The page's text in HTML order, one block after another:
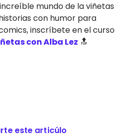
mundo de la viñetas
con humor para
inscríbete en el curso
con Alba Lez 🔝
este articúlo